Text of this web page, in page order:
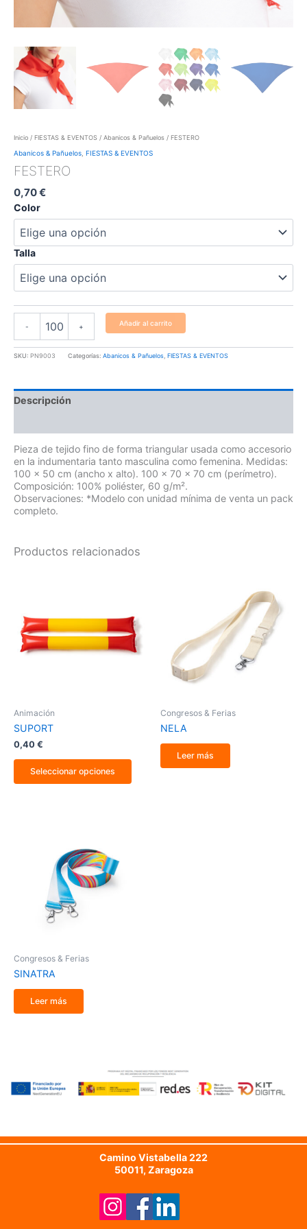
Inicio / FIESTAS & EVENTOS / Abanicos & Pañuelos / FESTERO
Abanicos & Pañuelos FIESTAS & EVENTOS
FESTERO
0,70€
Color
Talla
- + Añadir al carrito
SKU: PN9003 Categorías: Abanicos & Pañuelos, FIESTAS & EVENTOS
Descripción
Pieza de tejido fino de forma triangular usada como accesorio
en la indumentaria tanto masculina como femenina. Medidas:
100 x 50 cm (ancho x alto). 100 x 70 x 70 cm (perímetro).
Composición: 100% poliéster, 60 g/m².
Observaciones: *Modelo con unidad mínima de venta un pack
completo.
Productos relacionados
Animación
SUPORT
0,40 €
Seleccionar opciones
variantes.
Las
opciones
se
producto
Congresos & Ferias
NELA
Leer más
Congresos & Ferias
SINATRA
Leer más
Camino Vistabella 222
50011, Zaragoza